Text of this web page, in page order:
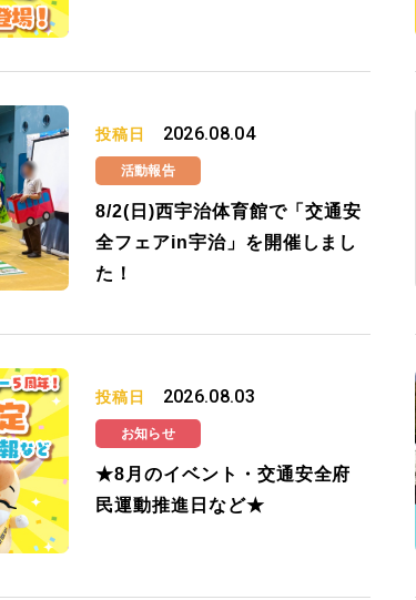
投稿日 2026.08.04
活動報告
8/2(日)西宇治体育館で「交通安
全フェアin宇治」を開催しまし
た！
投稿日 2026.08.03
お知らせ
★8月のイベント・交通安全府
民運動推進日など★